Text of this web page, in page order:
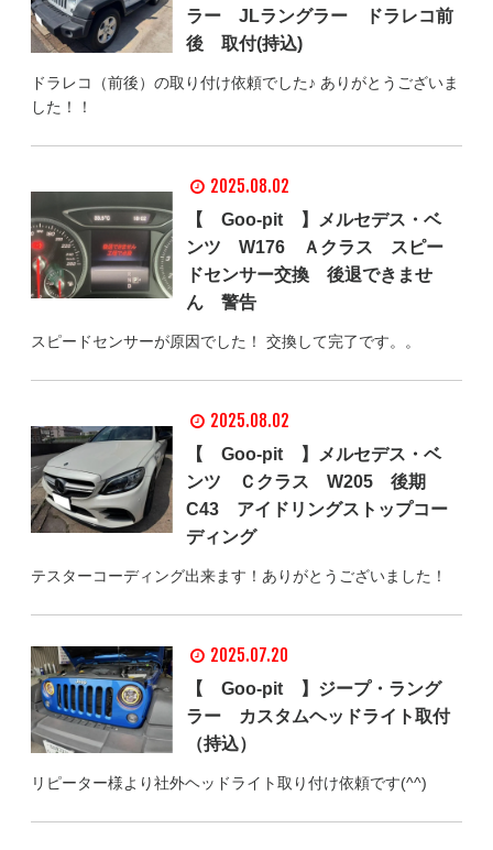
ラー JLラングラー ドラレコ前
後 取付(持込)
ドラレコ（前後）の取り付け依頼でした♪ ありがとうございま
した！！
2025.08.02
【 Goo-pit 】メルセデス・ベ
ンツ W176 Ａクラス スピー
ドセンサー交換 後退できませ
ん 警告
スピードセンサーが原因でした！ 交換して完了です。。
2025.08.02
【 Goo-pit 】メルセデス・ベ
ンツ Ｃクラス W205 後期
C43 アイドリングストップコー
ディング
テスターコーディング出来ます！ありがとうございました！
2025.07.20
【 Goo-pit 】ジープ・ラング
ラー カスタムヘッドライト取付
（持込）
リピーター様より社外ヘッドライト取り付け依頼です(^^)